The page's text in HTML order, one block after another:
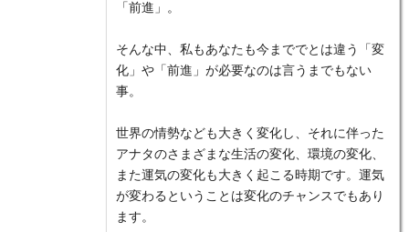
「前進」。
そんな中、私もあなたも今まででとは違う「変
化」や「前進」が必要なのは言うまでもない
事。
世界の情勢なども大きく変化し、それに伴った
アナタのさまざまな生活の変化、環境の変化、
また運気の変化も大きく起こる時期です。運気
が変わるということは変化のチャンスでもあり
ます。